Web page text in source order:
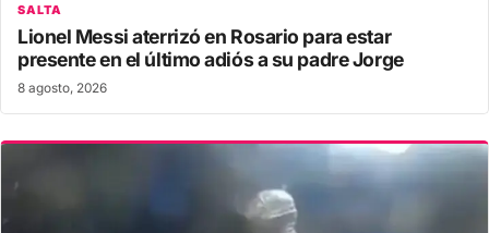
SALTA
Lionel Messi aterrizó en Rosario para estar
presente en el último adiós a su padre Jorge
8 agosto, 2026